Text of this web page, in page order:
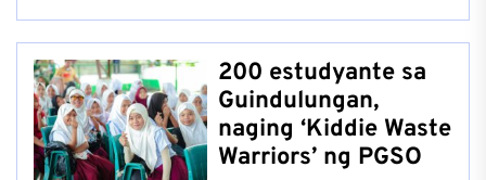
200 estudyante sa
Guindulungan,
naging ‘Kiddie Waste
Warriors’ ng PGSO